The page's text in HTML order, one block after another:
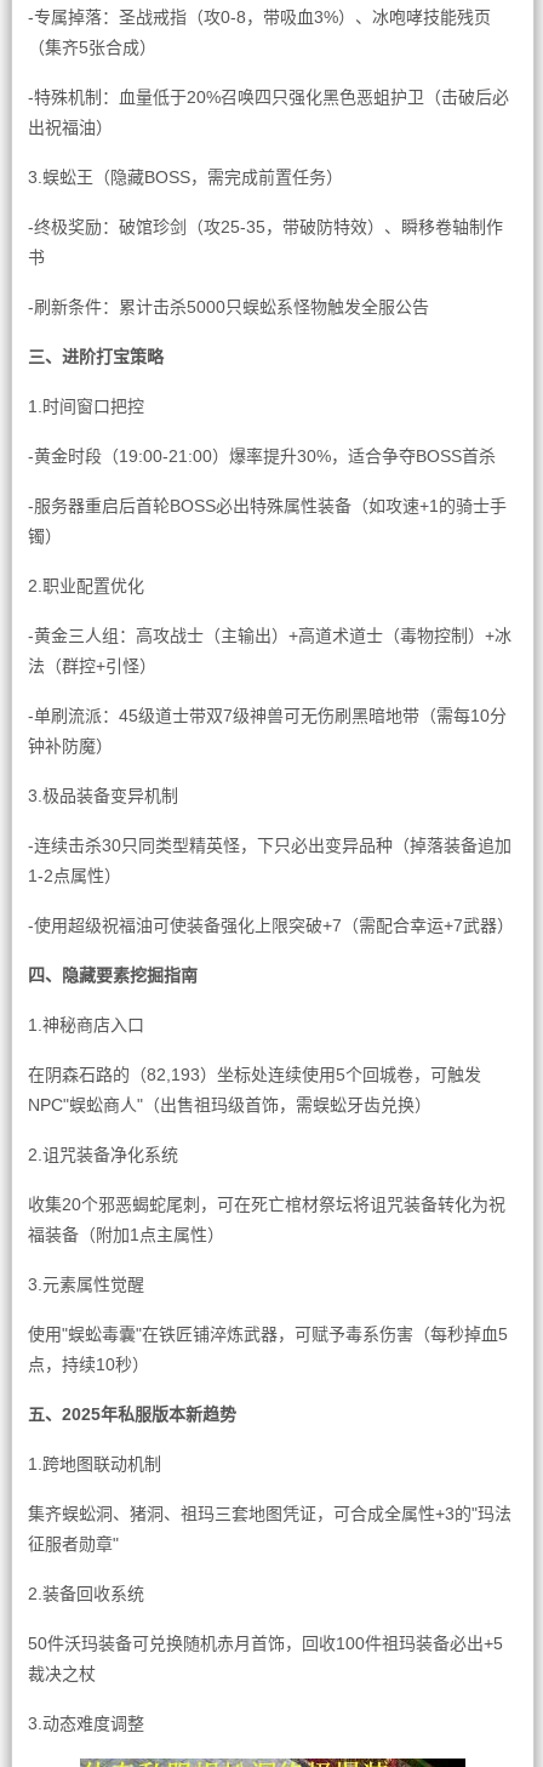
-专属掉落：圣战戒指（攻0-8，带吸血3%）、冰咆哮技能残页
（集齐5张合成）
-特殊机制：血量低于20%召唤四只强化黑色恶蛆护卫（击破后必
出祝福油）
3.蜈蚣王（隐藏BOSS，需完成前置任务）
-终极奖励：破馆珍剑（攻25-35，带破防特效）、瞬移卷轴制作
书
-刷新条件：累计击杀5000只蜈蚣系怪物触发全服公告
三、进阶打宝策略
1.时间窗口把控
-黄金时段（19:00-21:00）爆率提升30%，适合争夺BOSS首杀
-服务器重启后首轮BOSS必出特殊属性装备（如攻速+1的骑士手
镯）
2.职业配置优化
-黄金三人组：高攻战士（主输出）+高道术道士（毒物控制）+冰
法（群控+引怪）
-单刷流派：45级道士带双7级神兽可无伤刷黑暗地带（需每10分
钟补防魔）
3.极品装备变异机制
-连续击杀30只同类型精英怪，下只必出变异品种（掉落装备追加
1-2点属性）
-使用超级祝福油可使装备强化上限突破+7（需配合幸运+7武器）
四、隐藏要素挖掘指南
1.神秘商店入口
在阴森石路的（82,193）坐标处连续使用5个回城卷，可触发
NPC"蜈蚣商人"（出售祖玛级首饰，需蜈蚣牙齿兑换）
2.诅咒装备净化系统
收集20个邪恶蝎蛇尾刺，可在死亡棺材祭坛将诅咒装备转化为祝
福装备（附加1点主属性）
3.元素属性觉醒
使用"蜈蚣毒囊"在铁匠铺淬炼武器，可赋予毒系伤害（每秒掉血5
点，持续10秒）
五、2025年私服版本新趋势
1.跨地图联动机制
集齐蜈蚣洞、猪洞、祖玛三套地图凭证，可合成全属性+3的"玛法
征服者勋章"
2.装备回收系统
50件沃玛装备可兑换随机赤月首饰，回收100件祖玛装备必出+5
裁决之杖
3.动态难度调整